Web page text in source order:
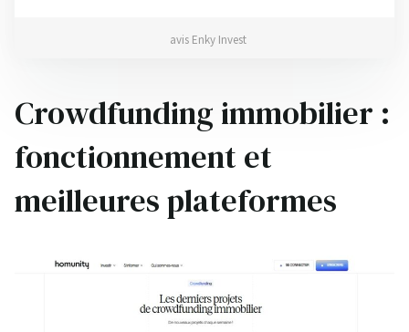
avis Enky Invest
Crowdfunding immobilier :
fonctionnement et
meilleures plateformes